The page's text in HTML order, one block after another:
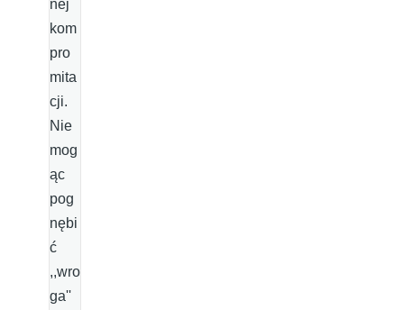
nej
kom
pro
mita
cji.
Nie
mog
ąc
pog
nębi
ć
,,wro
ga''